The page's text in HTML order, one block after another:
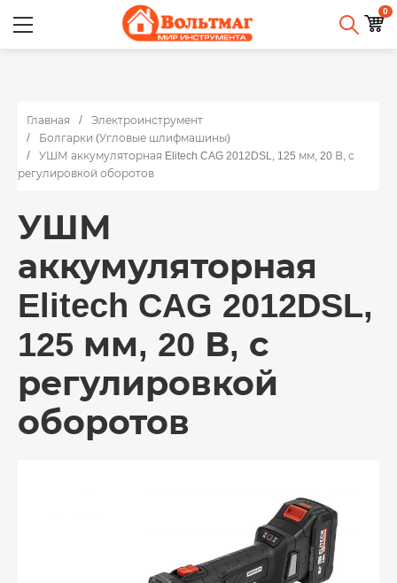
0
Главная
Электроинструмент
Болгарки (Угловые шлифмашины)
УШМ аккумуляторная Elitech CAG 2012DSL, 125 мм, 20 В, с
регулировкой оборотов
УШМ
аккумуляторная
Elitech CAG 2012DSL,
125 мм, 20 В, с
регулировкой
оборотов